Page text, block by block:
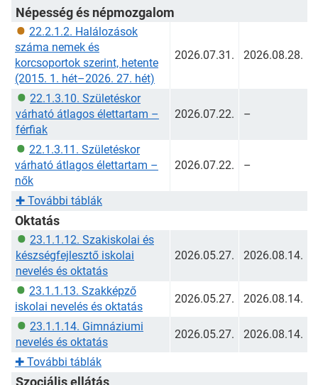
Népesség és népmozgalom
22.2.1.2. Halálozások
száma nemek és
korcsoportok szerint, hetente
(2015. 1. hét–2026. 27. hét)
2026.07.31. 2026.08.28.
22.1.3.10. Születéskor
várható átlagos élettartam –
férfiak
2026.07.22. –
22.1.3.11. Születéskor
várható átlagos élettartam –
nők
2026.07.22. –
✚ További táblák
Oktatás
23.1.1.12. Szakiskolai és
készségfejlesztő iskolai
nevelés és oktatás
2026.05.27. 2026.08.14.
23.1.1.13. Szakképző
iskolai nevelés és oktatás
2026.05.27. 2026.08.14.
23.1.1.14. Gimnáziumi
nevelés és oktatás
2026.05.27. 2026.08.14.
✚ További táblák
Szociális ellátás